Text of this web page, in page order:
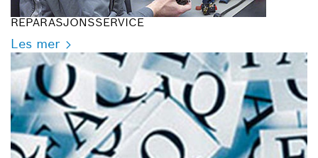
REPARASJONSSERVICE
Les mer